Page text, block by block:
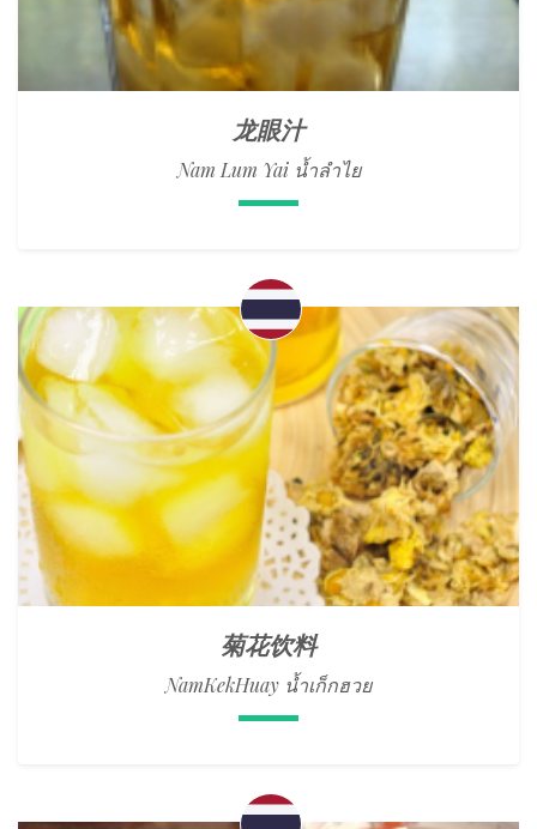
龙眼汁
Nam Lum Yai น้ำลำไย
菊花饮料
NamKekHuay น้ำเก็กฮวย